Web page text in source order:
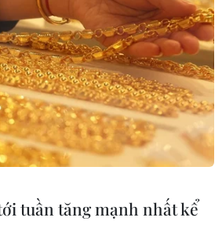
tuần tăng mạnh nhất kể